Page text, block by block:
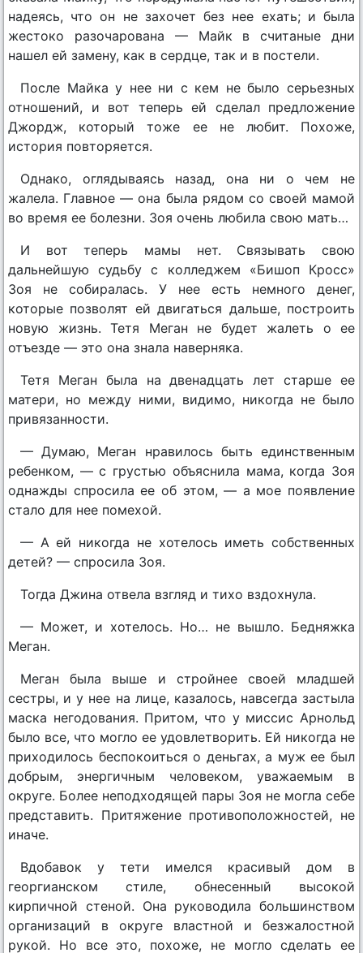
надеясь, что он не захочет без нее ехать; и была
жестоко разочарована — Майк в считаные дни
нашел ей замену, как в сердце, так и в постели.
После Майка у нее ни с кем не было серьезных
отношений, и вот теперь ей сделал предложение
Джордж, который тоже ее не любит. Похоже,
история повторяется.
Однако, оглядываясь назад, она ни о чем не
жалела. Главное — она была рядом со своей мамой
во время ее болезни. Зоя очень любила свою мать…
И вот теперь мамы нет. Связывать свою
дальнейшую судьбу с колледжем «Бишоп Кросс»
Зоя не собиралась. У нее есть немного денег,
которые позволят ей двигаться дальше, построить
новую жизнь. Тетя Меган не будет жалеть о ее
отъезде — это она знала наверняка.
Тетя Меган была на двенадцать лет старше ее
матери, но между ними, видимо, никогда не было
привязанности.
— Думаю, Меган нравилось быть единственным
ребенком, — с грустью объяснила мама, когда Зоя
однажды спросила ее об этом, — а мое появление
стало для нее помехой.
— А ей никогда не хотелось иметь собственных
детей? — спросила Зоя.
Тогда Джина отвела взгляд и тихо вздохнула.
— Может, и хотелось. Но… не вышло. Бедняжка
Меган.
Меган была выше и стройнее своей младшей
сестры, и у нее на лице, казалось, навсегда застыла
маска негодования. Притом, что у миссис Арнольд
было все, что могло ее удовлетворить. Ей никогда не
приходилось беспокоиться о деньгах, а муж ее был
добрым, энергичным человеком, уважаемым в
округе. Более неподходящей пары Зоя не могла себе
представить. Притяжение противоположностей, не
иначе.
Вдобавок у тети имелся красивый дом в
георгианском стиле, обнесенный высокой
кирпичной стеной. Она руководила большинством
организаций в округе властной и безжалостной
рукой. Но все это, похоже, не могло сделать ее